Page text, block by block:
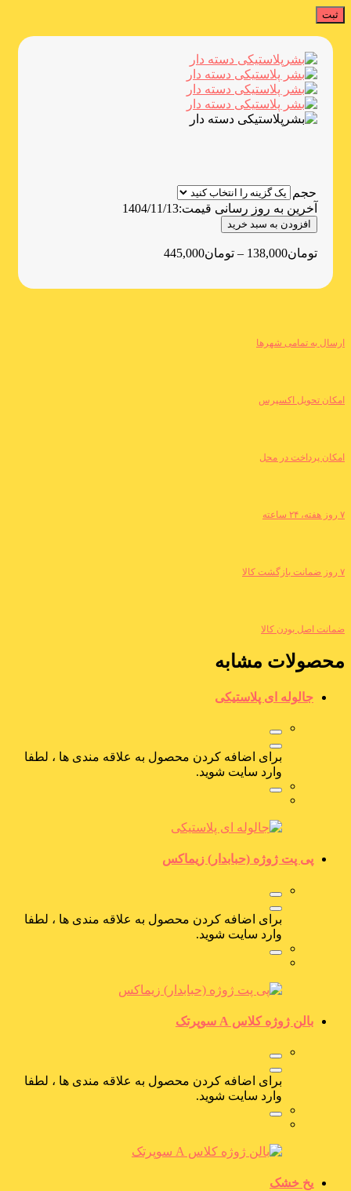
حجم
آخرین به روز رسانی قیمت:1404/11/13
افزودن به سبد خرید
تومان138,000
– تومان445,000
ارسال به تمامی شهرها
امکان تحویل اکسپرس
امکان پرداخت در محل
۷ روز هفته، ۲۴ ساعته
۷ روز ضمانت بازگشت کالا
ضمانت اصل بودن کالا
محصولات مشابه
جالوله ای پلاستیکی
برای اضافه کردن محصول به علاقه مندی ها ، لطفا
وارد سایت شوید.
پی پت ژوژه (حبابدار) زیماکس
برای اضافه کردن محصول به علاقه مندی ها ، لطفا
وارد سایت شوید.
بالن ژوژه کلاس A سوپرتک
برای اضافه کردن محصول به علاقه مندی ها ، لطفا
وارد سایت شوید.
یخ خشک